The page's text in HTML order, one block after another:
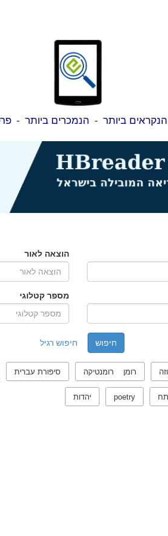
הנקראים ביותר - הנמכרים ביותר -
הוצאה לאור
מספר קטלוגי
חיפוש רגיל
רומן רומנטיקה סיפורת עברית
poetry יהדות